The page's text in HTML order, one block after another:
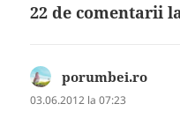
22 de comentarii
porumbei.ro
03.06.2012 la 07:23